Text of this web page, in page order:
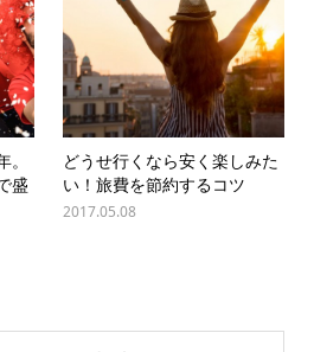
盛
どうせ行くなら安く楽しみた
い！旅費を節約するコツ
2017.05.08